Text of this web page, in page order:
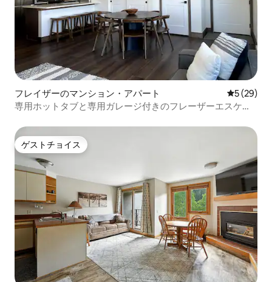
フレイザーのマンション・アパート レビュー
5 (29)
専用ホットタブと専用ガレージ付きのフレーザーエスケー
ゲストチョイス
ゲストチョイス